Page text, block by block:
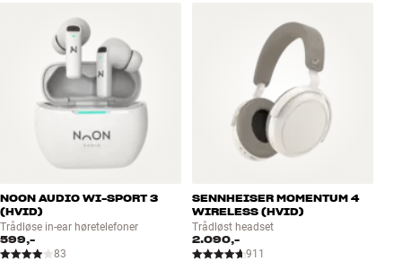
NOON AUDIO WI-SPORT 3
(HVID)
Trådløse in-ear høretelefoner
599,-
83
SENNHEISER MOMENTUM 4
WIRELESS (HVID)
Trådløst headset
2.090,-
911